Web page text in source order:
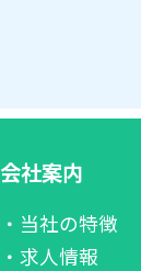
会社案内
・当社の特徴
・求人情報